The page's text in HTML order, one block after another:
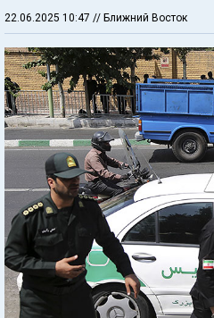
22.06.2025 10:47 // Ближний Восток